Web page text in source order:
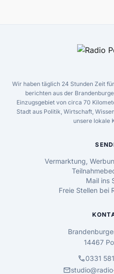
Wir haben täglich 24 Stunden Zeit
berichten aus der
Einzugsgebiet von circa 70
Stadt aus Politik, Wirtschaft,
unsere lokale
Vermarktung,
Mail ins
Freie Stellen bei
14467
call0331
mail